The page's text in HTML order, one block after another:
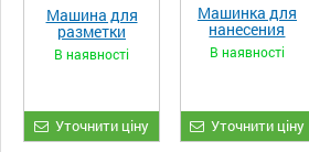
Машина для
разметки
пешеходного
перехода от
В наявності
Уточнити ціну
Машинка для
нанесения
разметки
футбольного
В наявності
Уточнити ціну